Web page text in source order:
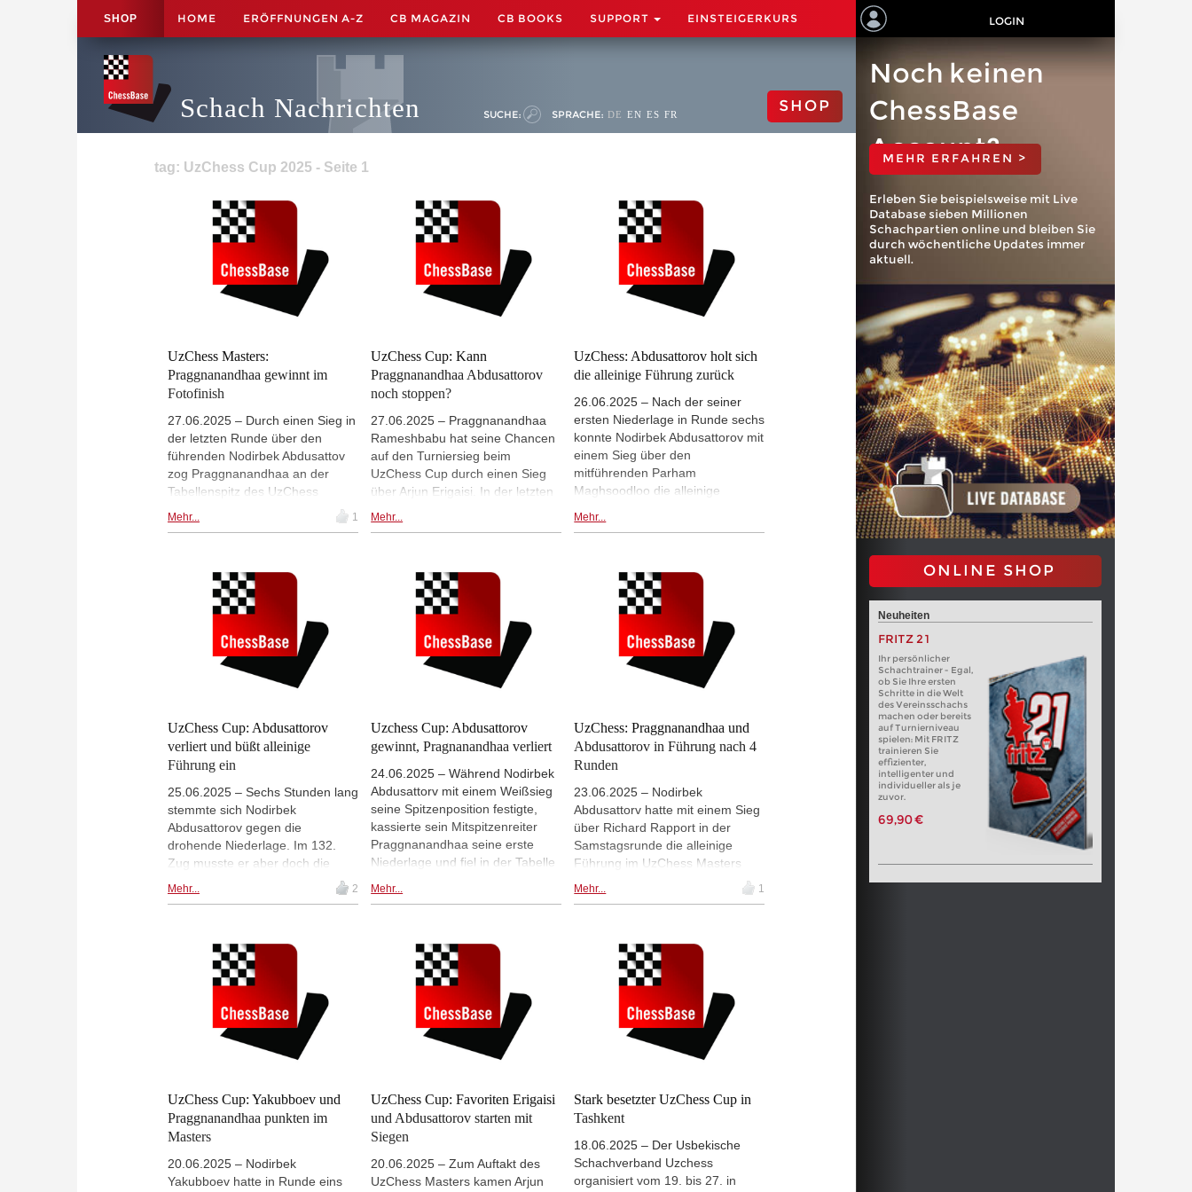
SHOP HOME ERÖFFNUNGEN A-Z CB MAGAZIN CB BOOKS SUPPORT EINSTEIGERKURS LOGIN
Schach Nachrichten SUCHE: SPRACHE: DE EN ES FR SHOP
tag: UzChess Cup 2025 - Seite 1
UzChess Masters:
Praggnanandhaa gewinnt im
Fotofinish
27.06.2025 – Durch einen Sieg in
der letzten Runde über den
führenden Nodirbek Abdusattov
zog Praggnanandhaa an der
Tabellenspitz des UzChess
Masters mit dem Usbeken gleich.
Auch Javokhir Sinarov kam auf
durchgeführt, den
Praggnanandhaa für sich
entschied. Mit seiner
Turnierbilanz gewann
Praggnanandhaa 11 Elo Punkte
hinzu und ist jetzt Indiens
Nummer eins. | Fotos: Shahid
Mehr... 1
UzChess Cup: Kann
Praggnanandhaa Abdusattorov
noch stoppen?
27.06.2025 – Praggnanandhaa
Rameshbabu hat seine Chancen
auf den Turniersieg beim
UzChess Cup durch einen Sieg
über Arjun Erigaisi. In der letzten
entscheidendes Duell zwischen
kann Praggnanandhaa
Abdusattorov noch einholen.
Javokhir Sindarov und Arjun sind
die beiden anderen Spieler, die
noch Chancen auf den
Turniersieg haben. | Foto:
Mehr...
UzChess: Abdusattorov holt sich
die alleinige Führung zurück
26.06.2025 – Nach der seiner
ersten Niederlage in Runde sechs
konnte Nodirbek Abdusattorov mit
einem Sieg über den
mitführenden Parham
Maghsoodloo die alleinige
Masters zurückerobern, denn
Javokhir Sindarov holte den
zweiten Tagessieg im Masters. |
Fotos: Shahid Ahmed
Mehr...
UzChess Cup: Abdusattorov
verliert und büßt alleinige
Führung ein
25.06.2025 – Sechs Stunden lang
stemmte sich Nodirbek
Abdusattorov gegen die
drohende Niederlage. Im 132.
Zug musste er aber doch die
Segel streichen. Dadurch zogen
Erigaisi und Maghsoodloo mit
schwungvollen Angriffssieg
produzierte Richard Rapport in
seiner Partie gegen
Praggnanadhaa. Fotos: Shahid
Mehr... 2
Uzchess Cup: Abdusattorov
gewinnt, Pragnanandhaa verliert
24.06.2025 – Während Nodirbek
Abdusattorv mit einem Weißsieg
seine Spitzenposition festigte,
kassierte sein Mitspitzenreiter
Praggnanandhaa seine erste
Niederlage und fiel in der Tabelle
und Arjun Erigais rückten nach
Mehr...
UzChess: Praggnanandhaa und
Abdusattorov in Führung nach 4
Runden
23.06.2025 – Nodirbek
Abdusattorv hatte mit einem Sieg
über Richard Rapport in der
Samstagsrunde die alleinige
Führung im UzChess Masters
Sonntag von Praggnanandhaa
einem Remis zufrieden geben
musste, gelang Praggnanandhaa
ein Sieg gegen Javokhir Sindarov.
| Fotos: Shahid Ahmed
Mehr... 1
UzChess Cup: Yakubboev und
Praggnanandhaa punkten im
Masters
20.06.2025 – Nodirbek
Yakubboev hatte in Runde eins
UzChess Cup: Favoriten Erigaisi
und Abdusattorov starten mit
Siegen
20.06.2025 – Zum Auftakt des
UzChess Masters kamen Arjun
Stark besetzter UzChess Cup in
Tashkent
18.06.2025 – Der Usbekische
Schachverband Uzchess
organisiert vom 19. bis 27. in
Noch keinen
ChessBase
Account?
MEHR ERFAHREN >
Erleben Sie beispielsweise mit Live
Database sieben Millionen
Schachpartien online und bleiben Sie
durch wöchentliche Updates immer
aktuell.
ONLINE SHOP
Neuheiten
FRITZ 21
Ihr persönlicher
Schachtrainer - Egal,
ob Sie Ihre ersten
Schritte in die Welt
des Vereinsschachs
machen oder bereits
auf Turnierniveau
spielen: Mit FRITZ
trainieren Sie
effizienter,
intelligenter und
individueller als je
zuvor.
69,90 €